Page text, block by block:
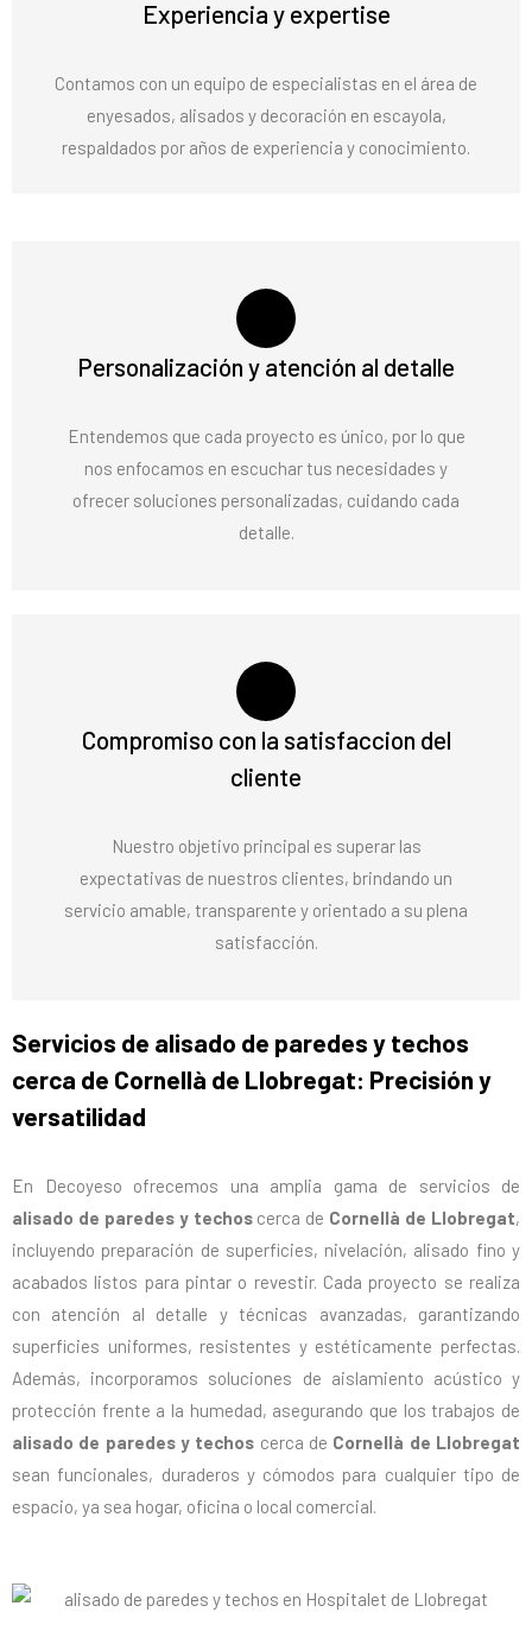
Experiencia y expertise
Contamos con un equipo de especialistas en el área de
enyesados, alisados y decoración en escayola,
respaldados por años de experiencia y conocimiento.
Personalización y atención al detalle
Entendemos que cada proyecto es único, por lo que
nos enfocamos en escuchar tus necesidades y
ofrecer soluciones personalizadas, cuidando cada
detalle.
Compromiso con la satisfaccion del
cliente
Nuestro objetivo principal es superar las
expectativas de nuestros clientes, brindando un
servicio amable, transparente y orientado a su plena
satisfacción.
Servicios de alisado de paredes y techos
cerca de Cornellà de Llobregat: Precisión y
versatilidad
En Decoyeso ofrecemos una amplia gama de servicios de
alisado de paredes y techos cerca de Cornellà de Llobregat,
incluyendo preparación de superficies, nivelación, alisado fino y
acabados listos para pintar o revestir. Cada proyecto se realiza
con atención al detalle y técnicas avanzadas, garantizando
superficies uniformes, resistentes y estéticamente perfectas.
Además, incorporamos soluciones de aislamiento acústico y
protección frente a la humedad, asegurando que los trabajos de
alisado de paredes y techos cerca de Cornellà de Llobregat
sean funcionales, duraderos y cómodos para cualquier tipo de
espacio, ya sea hogar, oficina o local comercial.